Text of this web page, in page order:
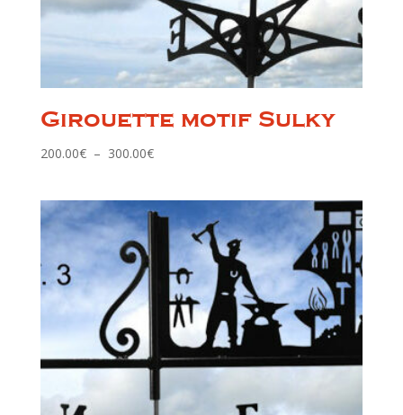
Girouette motif Sulky
200.00€ – 300.00€Plage
200.00€